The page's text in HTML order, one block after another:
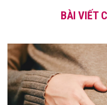
BÀI VIẾT